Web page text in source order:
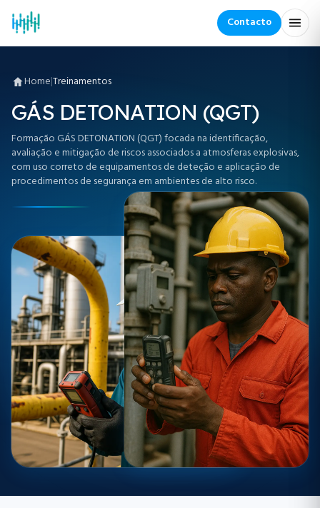
Contacto
Home|Treinamentos
GÁS DETONATION (QGT)
Formação GÁS DETONATION (QGT) focada na identificação,
avaliação e mitigação de riscos associados a atmosferas explosivas,
com uso correto de equipamentos de deteção e aplicação de
procedimentos de segurança em ambientes de alto risco.